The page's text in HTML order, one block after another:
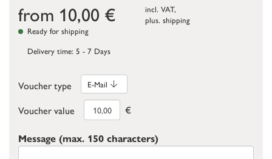
from 10,00 €
incl. VAT,
plus. shipping
Ready for shipping
Delivery time: 5 - 7 Days
Voucher type E-Mail
Voucher value €
Message (max. 150 characters)